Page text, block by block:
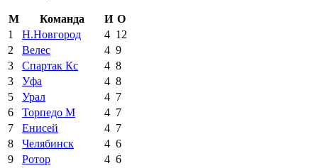
М Команда И О
1
Н.Новгород 4 12
2
Велес 4 9
3
Спартак Кс 4 8
3
Уфа 4 8
5
Урал 4 7
6
Торпедо М 4 7
7
Енисей 4 7
8
Челябинск 4 6
9
Ротор 4 6